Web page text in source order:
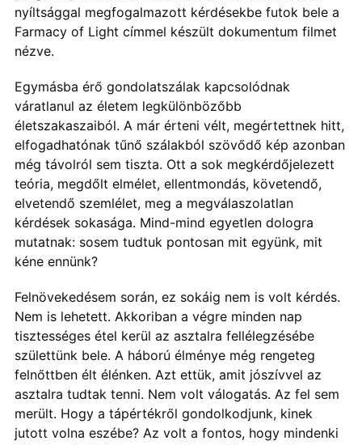
nyíltsággal megfogalmazott kérdésekbe futok bele a
Farmacy of Light címmel készült dokumentum filmet
nézve.
Egymásba érő gondolatszálak kapcsolódnak
váratlanul az életem legkülönbözőbb
életszakaszaiból. A már érteni vélt, megértettnek hitt,
elfogadhatónak tűnő szálakból szövődő kép azonban
még távolról sem tiszta. Ott a sok megkérdőjelezett
teória, megdőlt elmélet, ellentmondás, követendő,
elvetendő szemlélet, meg a megválaszolatlan
kérdések sokasága. Mind-mind egyetlen dologra
mutatnak: sosem tudtuk pontosan mit együnk, mit
kéne ennünk?
Felnövekedésem során, ez sokáig nem is volt kérdés.
Nem is lehetett. Akkoriban a végre minden nap
tisztességes étel kerül az asztalra fellélegzésébe
születtünk bele. A háború élménye még rengeteg
felnőttben élt élénken. Azt ettük, amit jószívvel az
asztalra tudtak tenni. Nem volt válogatás. Az fel sem
merült. Hogy a tápértékről gondolkodjunk, kinek
jutott volna eszébe? Az volt a fontos, hogy mindenki